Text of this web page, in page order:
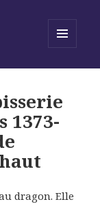
1373-
dragon. Elle